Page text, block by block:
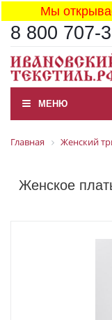
Мы
8 800 707-
МЕНЮ
Главная Женский
Женское